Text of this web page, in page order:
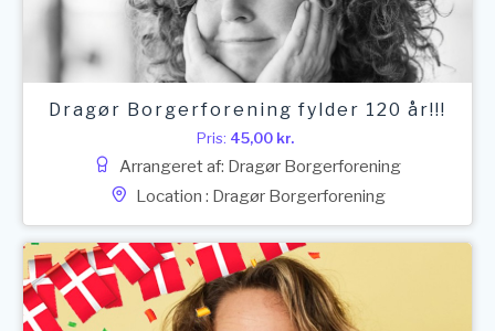
Dragør Borgerforening fylder 120 år!!!
Pris: 45,00 kr.
Arrangeret af: Dragør Borgerforening
Location : Dragør Borgerforening